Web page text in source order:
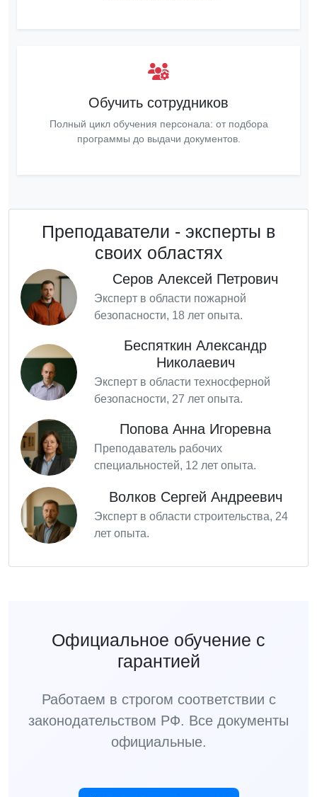
Обучить сотрудников
Полный цикл обучения персонала: от подбора
программы до выдачи документов.
Преподаватели - эксперты в
своих областях
Серов Алексей Петрович
Эксперт в области пожарной
безопасности, 18 лет опыта.
Беспяткин Александр
Николаевич
Эксперт в области техносферной
безопасности, 27 лет опыта.
Попова Анна Игоревна
Преподаватель рабочих
специальностей, 12 лет опыта.
Волков Сергей Андреевич
Эксперт в области строительства, 24
лет опыта.
Официальное обучение с
гарантией
Работаем в строгом соответствии с
законодательством РФ. Все документы
официальные.